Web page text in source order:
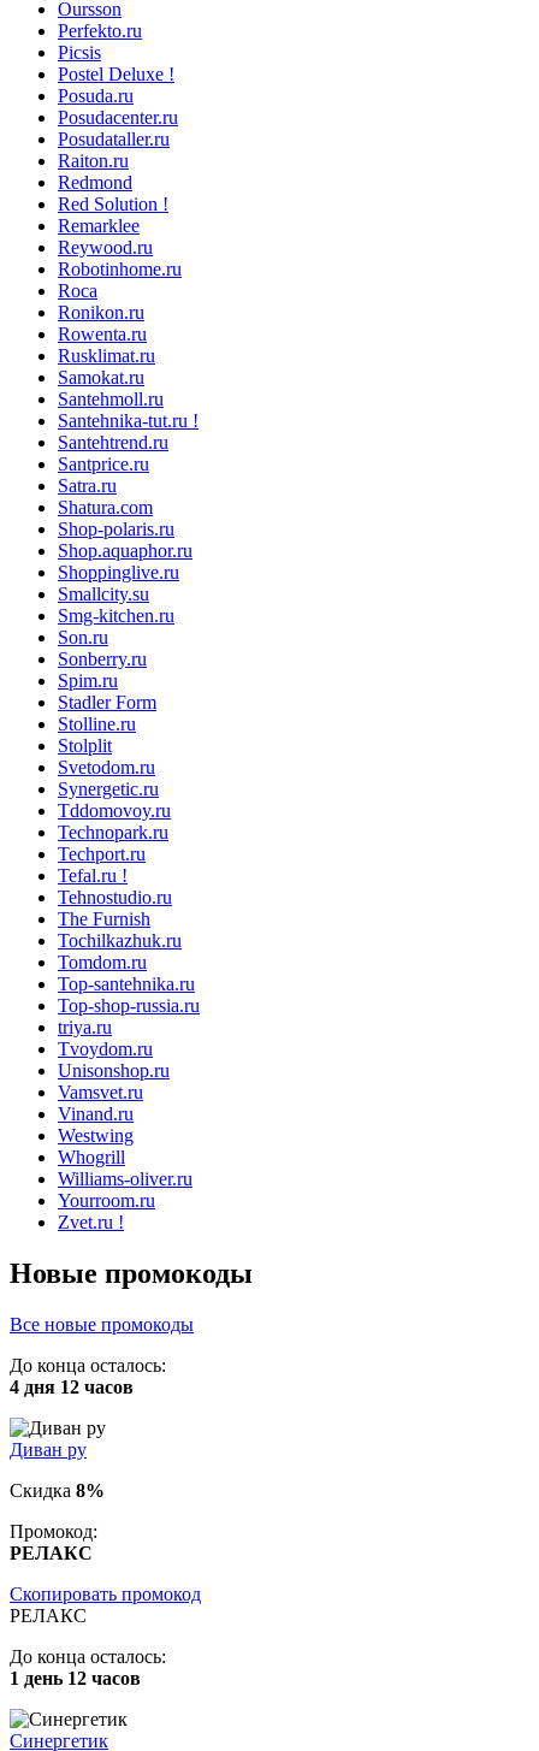
Oursson
Perfekto.ru
Picsis
Postel Deluxe !
Posuda.ru
Posudacenter.ru
Posudataller.ru
Raiton.ru
Redmond
Red Solution !
Remarklee
Reywood.ru
Robotinhome.ru
Roca
Ronikon.ru
Rowenta.ru
Rusklimat.ru
Samokat.ru
Santehmoll.ru
Santehnika-tut.ru !
Santehtrend.ru
Santprice.ru
Satra.ru
Shatura.com
Shop-polaris.ru
Shop.aquaphor.ru
Shoppinglive.ru
Smallcity.su
Smg-kitchen.ru
Son.ru
Sonberry.ru
Spim.ru
Stadler Form
Stolline.ru
Stolplit
Svetodom.ru
Synergetic.ru
Tddomovoy.ru
Technopark.ru
Techport.ru
Tefal.ru !
Tehnostudio.ru
The Furnish
Tochilkazhuk.ru
Tomdom.ru
Top-santehnika.ru
Top-shop-russia.ru
triya.ru
Tvoydom.ru
Unisonshop.ru
Vamsvet.ru
Vinand.ru
Westwing
Whogrill
Williams-oliver.ru
Yourroom.ru
Zvet.ru !
Новые промокоды
Все новые промокоды
До конца осталось:
4 дня 12 часов
Диван ру
Скидка 8%
Промокод:
РЕЛАКС
Скопировать промокод
РЕЛАКС
До конца осталось:
1 день 12 часов
Синергетик